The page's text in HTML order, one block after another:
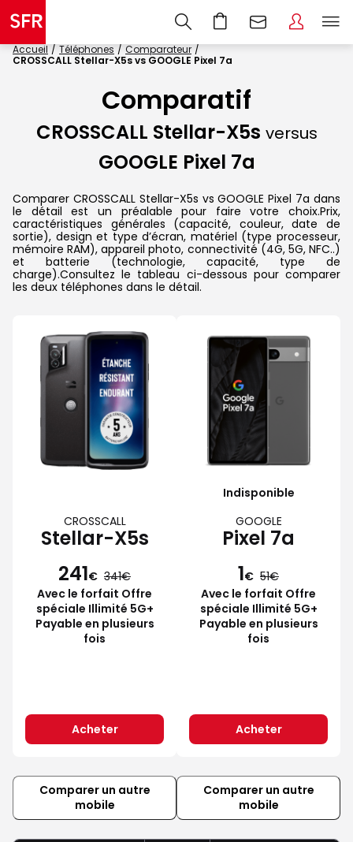
Accueil Téléphones
Comparateur
CROSSCALL Stellar-X5s vs GOOGLE Pixel 7a
Comparatif
CROSSCALL Stellar-X5s versus
GOOGLE Pixel 7a
Comparer CROSSCALL Stellar-X5s vs GOOGLE Pixel 7a dans
le détail est un préalable pour faire votre choix.Prix,
caractéristiques générales (capacité, couleur, date de
sortie), design et type d’écran, matériel (type processeur,
mémoire RAM), appareil photo, connectivité (4G, 5G, NFC..)
et batterie (technologie, capacité, type de
charge).Consultez le tableau ci-dessous pour comparer
les deux téléphones dans le détail.
CROSSCALL
Stellar-X5s
241€ 341
Avec le forfait Offre
spéciale Illimité 5G+
Payable en plusieurs
fois
Acheter
Indisponible
GOOGLE
Pixel 7a
1€ 51
Avec le forfait Offre
spéciale Illimité 5G+
Payable en plusieurs
fois
Acheter
Comparer un autre
mobile
Comparer un autre
mobile